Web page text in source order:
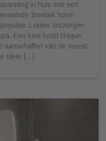
in huis met een
‘boetiek hotel’
Lekker ontzorgen
Een luxe hotel chique
aanschaffen van de meest
sfeer […]